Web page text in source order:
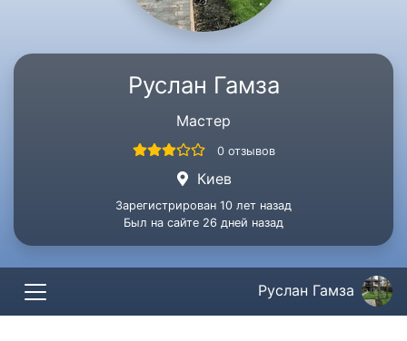
Руслан Гамза
Мастер
0 отзывов
Киев
Зарегистрирован 10 лет назад
Был на сайте 26 дней назад
Руслан Гамза